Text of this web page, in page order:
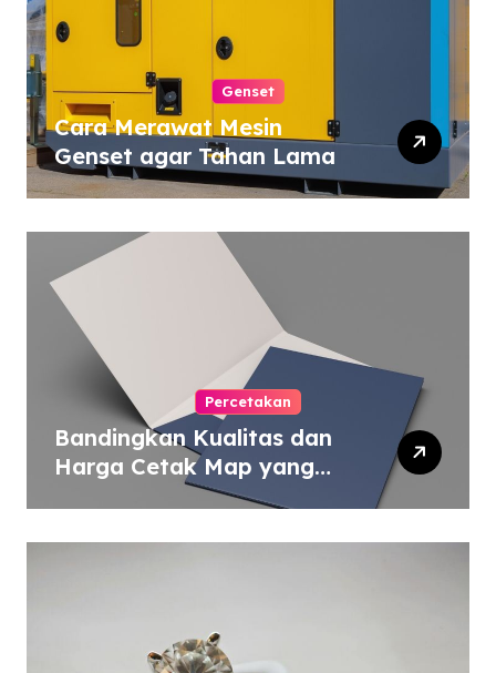
Genset
Cara Merawat Mesin
Genset agar Tahan Lama
Percetakan
Bandingkan Kualitas dan
Harga Cetak Map yang
Murah atau Mahal